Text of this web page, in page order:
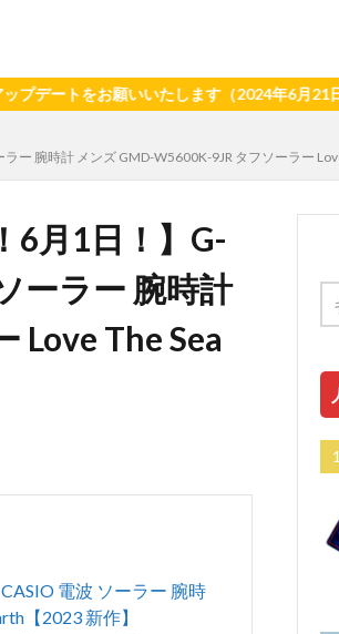
をお願いいたします（2024年6月21日以降、
腕時計 メンズ GMD-W5600K-9JR タフソーラー
6月1日！】G-
ーラー 腕時計
Love The Sea
電波 ソーラー 腕時
【2023 新作】